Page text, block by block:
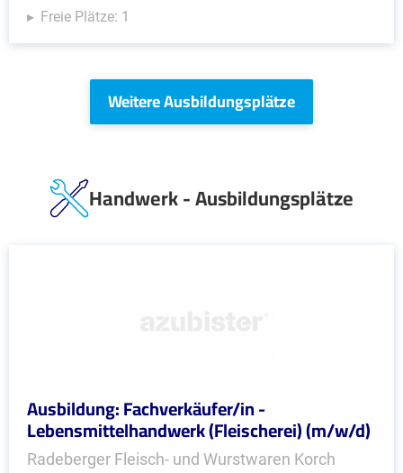
Freie Plätze: 1
Weitere Ausbildungsplätze
Handwerk - Ausbildungsplätze
Ausbildung: Fachverkäufer/in -
Lebensmittelhandwerk (Fleischerei) (m/w/d)
Radeberger Fleisch- und Wurstwaren Korch